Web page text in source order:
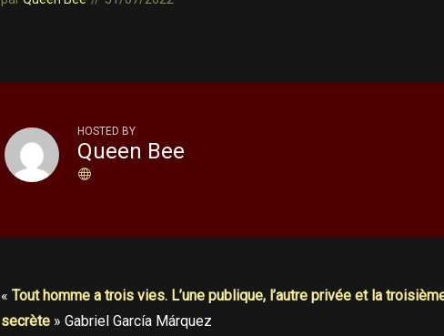
HOSTED BY
Queen Bee
« Tout homme a trois vies. L’une publique, l’autre privée et la
secrète » Gabriel García Márquez